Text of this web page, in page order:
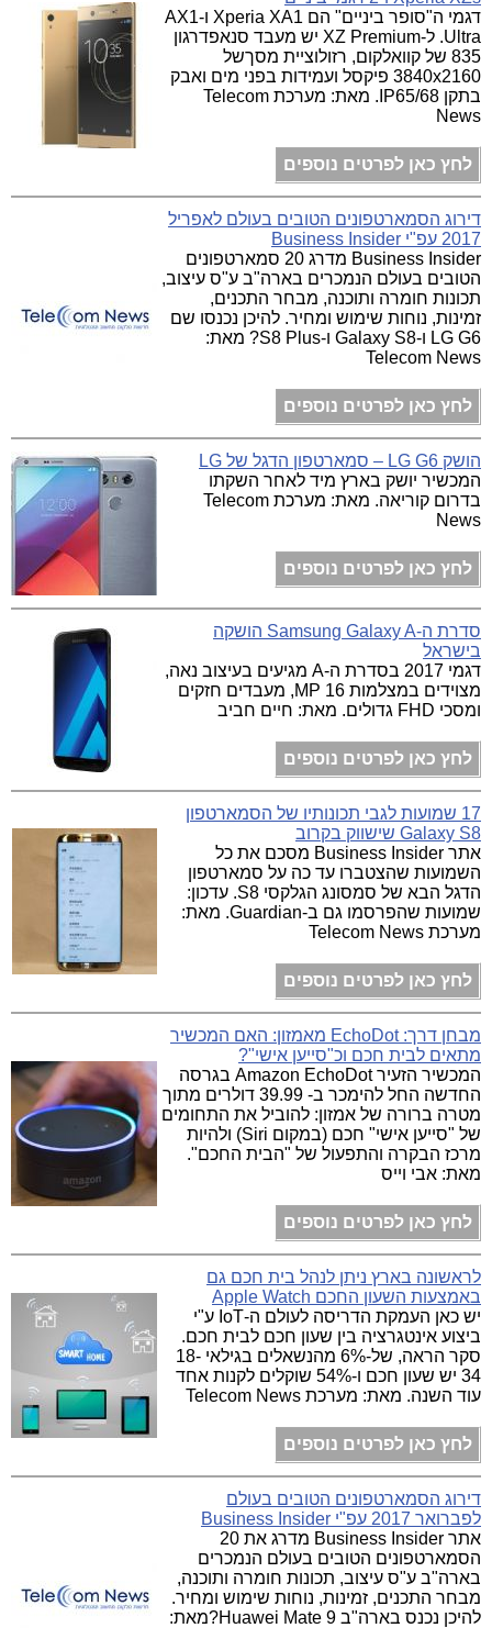
דגמי ה"סופר ביניים" הם Xperia XA1 ו-AX1
Ultra. ל-XZ Premium יש מעבד סנאפדרגון
835 של קוואלקום, רזולוציית מסךשל
3840x2160 פיקסל ועמידות בפני מים ואבק
בתקן IP65/68. מאת: מערכת Telecom
News
לחץ כאן לפרטים נוספים
דירוג הסמארטפונים הטובים בעולם לאפריל
2017 עפ"י Business Insider
Business Insider מדרג 20 סמארטפונים
הטובים בעולם הנמכרים בארה"ב ע"ס עיצוב,
תכונות חומרה ותוכנה, מבחר התכנים,
זמינות, נוחות שימוש ומחיר. להיכן נכנסו שם
LG G6 ו-Galaxy S8 ו-S8 Plus? מאת:
Telecom News
לחץ כאן לפרטים נוספים
הושק LG G6 – סמארטפון הדגל של LG
המכשיר יושק בארץ מיד לאחר השקתו
בדרום קוריאה. מאת: מערכת Telecom
News
לחץ כאן לפרטים נוספים
סדרת ה-Samsung Galaxy A הושקה
בישראל
דגמי 2017 בסדרת ה-A מגיעים בעיצוב נאה,
מצוידים במצלמות 16 MP, מעבדים חזקים
ומסכי FHD גדולים. מאת: חיים חביב
לחץ כאן לפרטים נוספים
17 שמועות לגבי תכונותיו של הסמארטפון
Galaxy S8 שישווק בקרוב
אתר Business Insider מסכם את כל
השמועות שהצטברו עד כה על סמארטפון
הדגל הבא של סמסונג הגלקסי S8. עדכון:
שמועות שהפרסמו גם ב-Guardian. מאת:
מערכת Telecom News
לחץ כאן לפרטים נוספים
מבחן דרך: EchoDot מאמזון: האם המכשיר
מתאים לבית חכם וכ"סייען אישי"?
המכשיר הזעיר Amazon EchoDot בגרסה
החדשה החל להימכר ב- 39.99 דולרים מתוך
מטרה ברורה של אמזון: להוביל את התחומים
של "סייען אישי" חכם (במקום Siri) ולהיות
מרכז הבקרה והתפעול של "הבית החכם".
מאת: אבי וייס
לחץ כאן לפרטים נוספים
לראשונה בארץ ניתן לנהל בית חכם גם
באמצעות השעון החכם Apple Watch
יש כאן העמקת הדריסה לעולם ה-IoT ע"י
ביצוע אינטגרציה בין שעון חכם לבית חכם.
סקר הראה, של-6% מהנשאלים בגילאי 18-
34 יש שעון חכם ו-54% שוקלים לקנות אחד
עוד השנה. מאת: מערכת Telecom News
לחץ כאן לפרטים נוספים
דירוג הסמארטפונים הטובים בעולם
לפברואר 2017 עפ"י Business Insider
אתר Business Insider מדרג את 20
הסמארטפונים הטובים בעולם הנמכרים
בארה"ב ע"ס עיצוב, תכונות חומרה ותוכנה,
מבחר התכנים, זמינות, נוחות שימוש ומחיר.
להיכן נכנס בארה"ב Huawei Mate 9?מאת: